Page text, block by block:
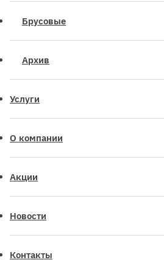
Брусовые
Архив
Услуги
О компании
Акции
Новости
Контакты